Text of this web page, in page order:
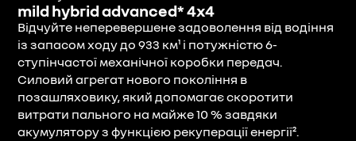
mild hybrid advanced* 4x4
Відчуйте неперевершене задоволення від водіння
із запасом ходу до 933 км¹ і потужністю 6-
ступінчастої механічної коробки передач.
Силовий агрегат нового покоління в
позашляховику, який допомагає скоротити
витрати пального на майже 10 % завдяки
акумулятору з функцією рекуперації енергії².